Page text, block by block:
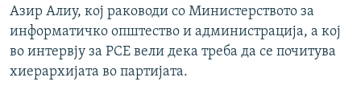
Азир Алиу, кој раководи со Министерството за
информатичко општество и администрација, а кој
во интервју за РСЕ вели дека треба да се почитува
хиерархијата во партијата.